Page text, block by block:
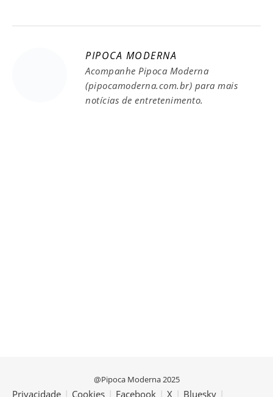
PIPOCA MODERNA
Acompanhe Pipoca Moderna
(pipocamoderna.com.br) para mais
notícias de entretenimento.
@Pipoca Moderna 2025
Privacidade | Cookies | Facebook | X | Bluesky |